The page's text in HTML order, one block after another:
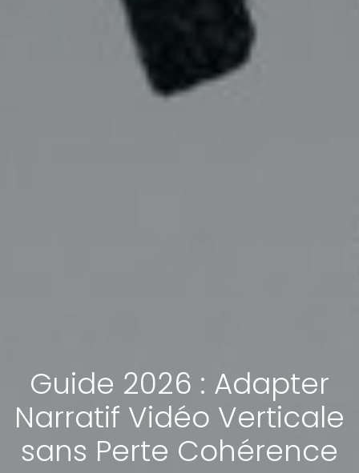
Guide 2026 : Adapter
Narratif Vidéo Verticale
sans Perte Cohérence